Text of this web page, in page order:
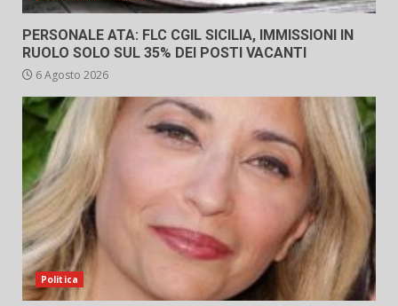
PERSONALE ATA: FLC CGIL SICILIA, IMMISSIONI IN
RUOLO SOLO SUL 35% DEI POSTI VACANTI
6 Agosto 2026
Politica